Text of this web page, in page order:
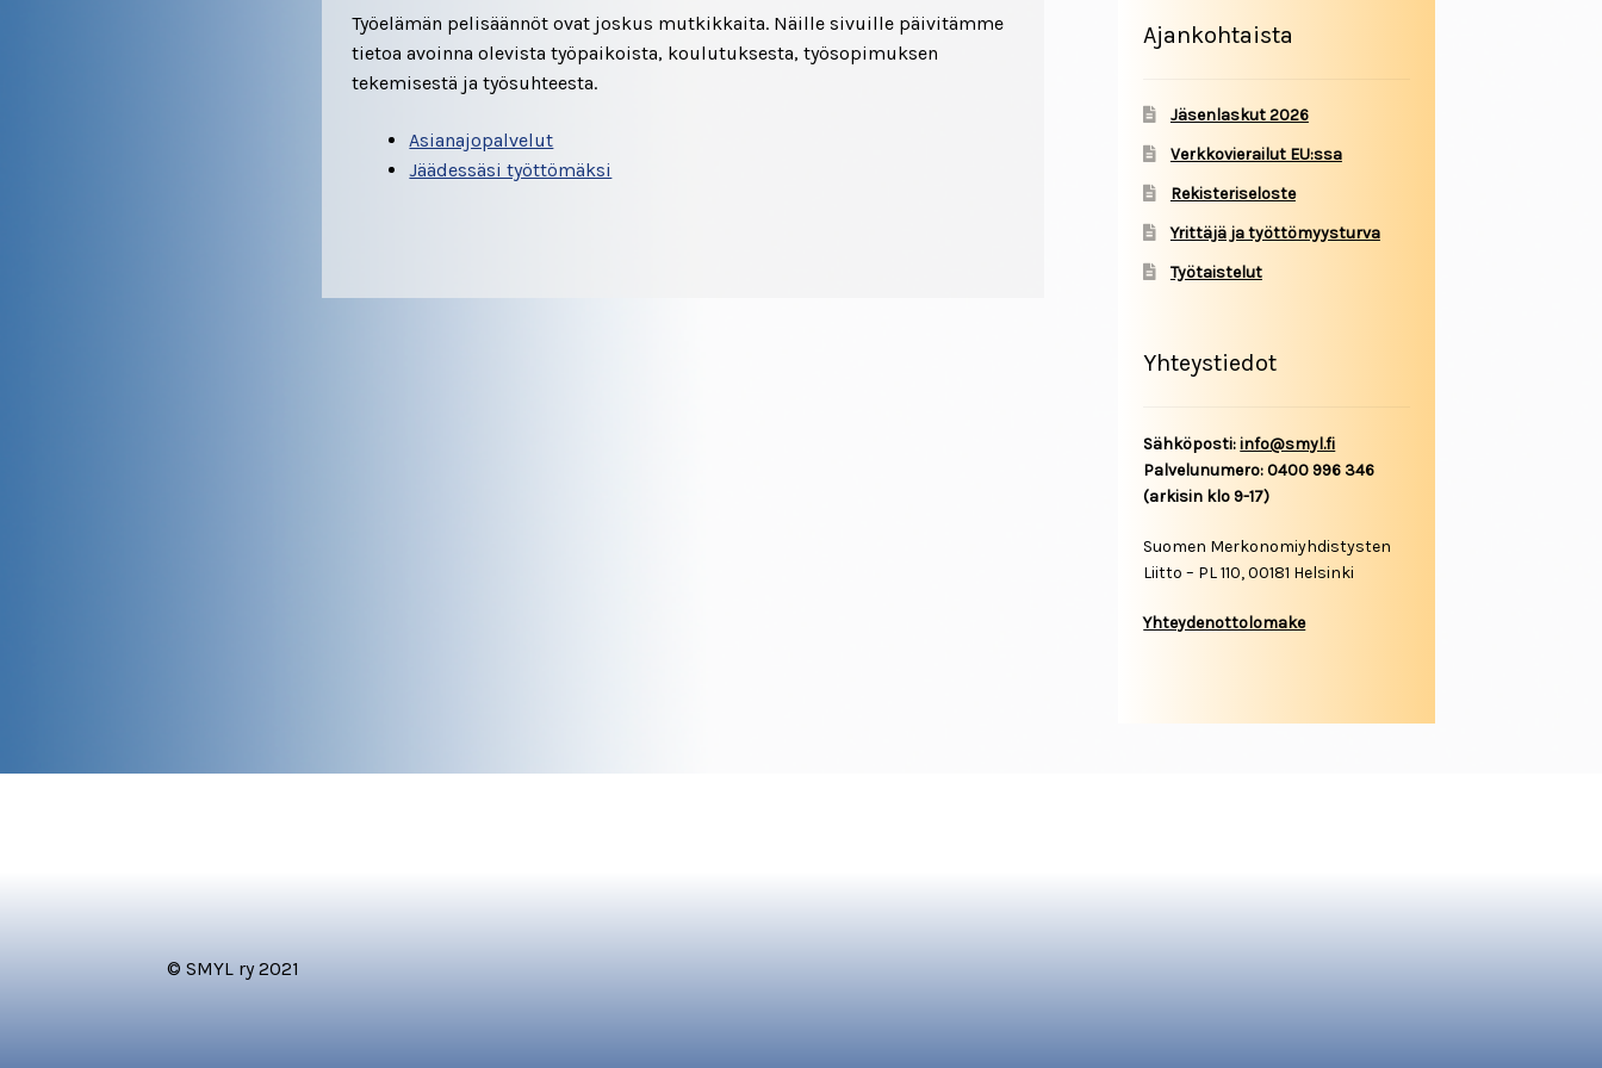
Työelämän pelisäännöt ovat joskus mutkikkaita. Näille sivuille päivitämme
tietoa avoinna olevista työpaikoista, koulutuksesta, työsopimuksen
tekemisestä ja työsuhteesta.
Asianajopalvelut
Jäädessäsi työttömäksi
Ajankohtaista
Jäsenlaskut 2026
Verkkovierailut EU:ssa
Rekisteriseloste
Yrittäjä ja työttömyysturva
Työtaistelut
Yhteystiedot
Sähköposti:info@smyl.fi
Palvelunumero: 0400 996 346
(arkisin klo 9-17)
Suomen Merkonomiyhdistysten
Liitto – PL 110, 00181 Helsinki
Yhteydenottolomake
© SMYL ry 2021